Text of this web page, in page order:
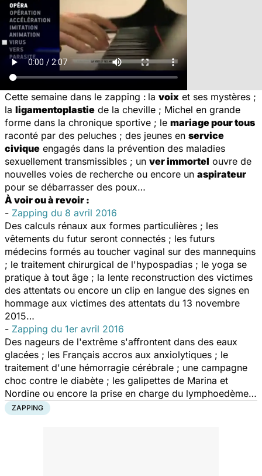
Cette semaine dans le zapping : la voix et ses mystères ;
la ligamentoplastie de la cheville ; Michel en grande
forme dans la chronique sportive ; le mariage pour tous
raconté par des peluches ; des jeunes en service
civique engagés dans la prévention des maladies
sexuellement transmissibles ; un ver immortel ouvre de
nouvelles voies de recherche ou encore un aspirateur
pour se débarrasser des poux…
À voir ou à revoir :
- Zapping du 8 avril 2016
Des calculs rénaux aux formes particulières ; les
vêtements du futur seront connectés ; les futurs
médecins formés au toucher vaginal sur des mannequins
; le traitement chirurgical de l'hypospadias ; le yoga se
pratique à tout âge ; la lente reconstruction des victimes
des attentats ou encore un clip en langue des signes en
hommage aux victimes des attentats du 13 novembre
2015…
- Zapping du 1er avril 2016
Des nageurs de l'extrême s'affrontent dans des eaux
glacées ; les Français accros aux anxiolytiques ; le
traitement d'une hémorragie cérébrale ; une campagne
choc contre le diabète ; les galipettes de Marina et
Nordine ou encore la prise en charge du lymphoedème…
ZAPPING